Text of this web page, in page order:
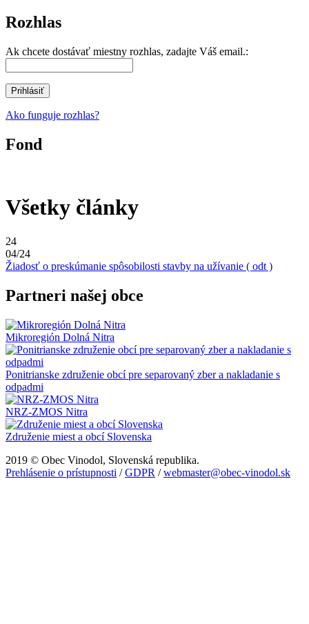
Rozhlas
Ak chcete dostávať miestny rozhlas, zadajte Váš email.:
Ako funguje rozhlas?
Fond
Všetky články
24
04/24
Žiadosť o preskúmanie spôsobilosti stavby na užívanie ( odt )
Partneri našej obce
Mikroregión Dolná Nitra
Ponitrianske združenie obcí pre separovaný zber a nakladanie s
odpadmi
NRZ-ZMOS Nitra
Združenie miest a obcí Slovenska
2019 © Obec Vinodol, Slovenská republika.
Prehlásenie o prístupnosti /GDPR /webmaster@obec-vinodol.sk